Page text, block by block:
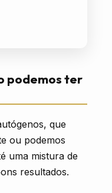
podemos ter
que
ou podemos
uma mistura de
resultados.